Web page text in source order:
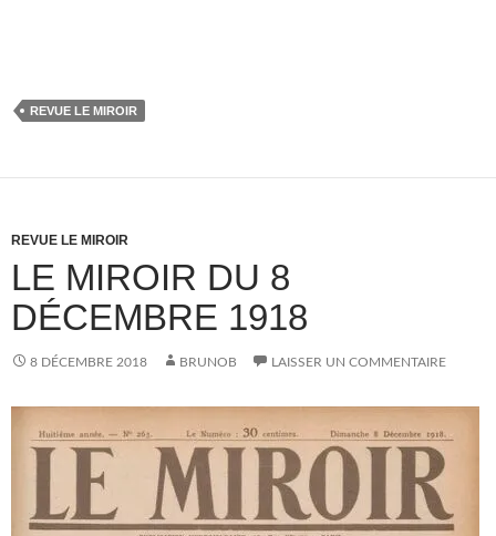
REVUE LE MIROIR
REVUE LE MIROIR
LE MIROIR DU 8
DÉCEMBRE 1918
8 DÉCEMBRE 2018 BRUNOB LAISSER UN COMMENTAIRE